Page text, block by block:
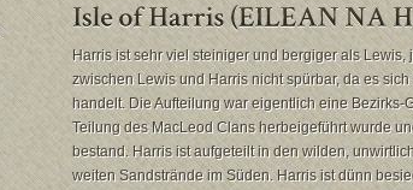
Harris ist sehr viel steiniger und bergiger als Lewis,
zwischen Lewis und Harris nicht spürbar, da es
handelt. Die Aufteilung war eigentlich eine Bezirks-
Teilung des MacLeod Clans herbeigeführt wurde
bestand. Harris ist aufgeteilt in den wilden,
weiten Sandstrände im Süden. Harris ist dünn